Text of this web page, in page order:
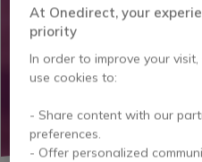
At Onedirect, your
priority
In order to improve your
use cookies to:
- Share content with our
preferences.
- Offer personalized